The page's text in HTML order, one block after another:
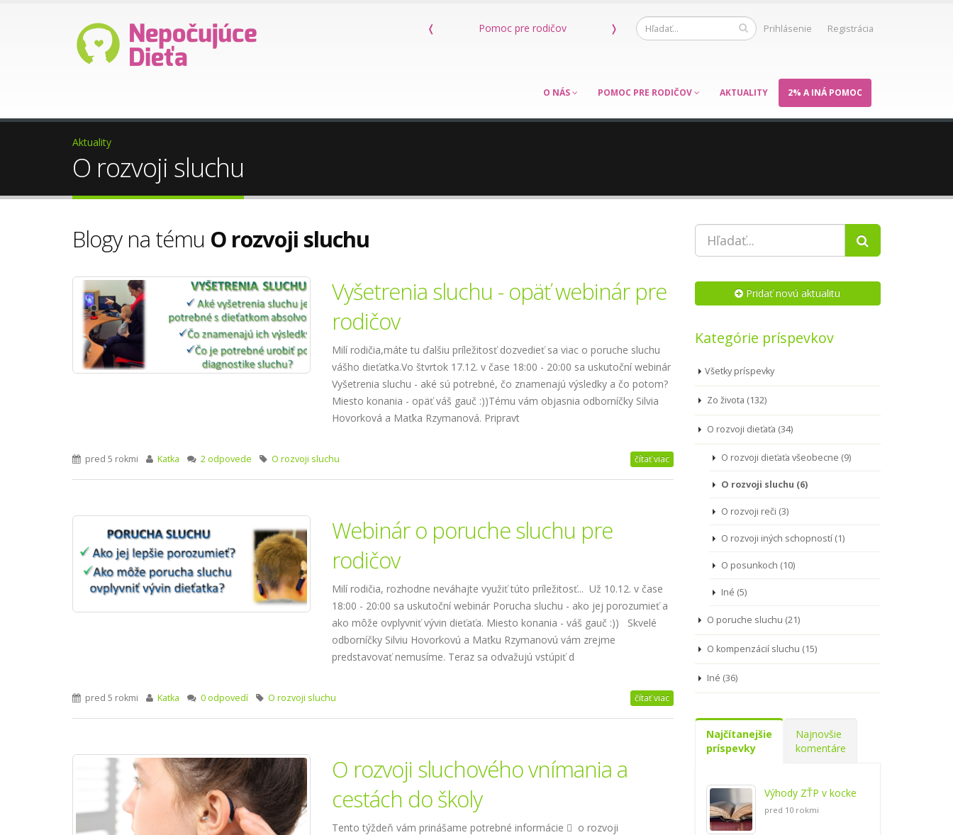
Prihlásenie Registrácia
❬
Ako darovať 2%? Kniha Máme dieťa s poruchou sluchu ❭
O NÁS POMOC PRE RODIČOV AKTUALITY 2% A INÁ POMOC
Aktuality
O rozvoji sluchu
Blogy na tému O rozvoji sluchu
Vyšetrenia sluchu - opäť webinár pre
rodičov
Milí rodičia,máte tu ďalšiu príležitosť dozvedieť sa viac o poruche sluchu
vášho dieťatka.Vo štvrtok 17.12. v čase 18:00 - 20:00 sa uskutoční webinár
Vyšetrenia sluchu - aké sú potrebné, čo znamenajú výsledky a čo potom?
Miesto konania - opäť váš gauč :))Tému vám objasnia odborníčky Silvia
Hovorková a Maťka Rzymanová. Pripravt
pred 5 rokmi Katka 2 odpovede O rozvoji sluchu čítať viac
Webinár o poruche sluchu pre
rodičov
Milí rodičia, rozhodne neváhajte využiť túto príležitosť... Už 10.12. v čase
18:00 - 20:00 sa uskutoční webinár Porucha sluchu - ako jej porozumieť a
ako môže ovplyvniť vývin dieťaťa. Miesto konania - váš gauč :)) Skvelé
odborníčky Silviu Hovorkovú a Maťku Rzymanovú vám zrejme
predstavovať nemusíme. Teraz sa odvažujú vstúpiť d
pred 5 rokmi Katka 0 odpovedí O rozvoji sluchu čítať viac
O rozvoji sluchového vnímania a
cestách do školy
Tento týždeň vám prinášame potrebné informácie  o rozvoji
Pridať novú aktualitu
Kategórie príspevkov
Všetky príspevky
Zo života (132)
O rozvoji dieťaťa (34)
O rozvoji dieťaťa všeobecne (9)
O rozvoji sluchu (6)
O rozvoji reči (3)
O rozvoji iných schopností (1)
O posunkoch (10)
Iné (5)
O poruche sluchu (21)
O kompenzácií sluchu (15)
Iné (36)
Najčítanejšie
príspevky
Najnovšie
komentáre
Výhody ZŤP v kocke
pred 10 rokmi